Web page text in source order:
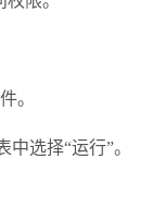
。
选择“运行”。